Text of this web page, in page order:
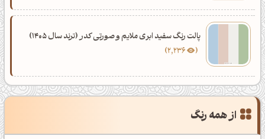
پالت رنگ سفید ابری ملایم و صورتی کدر (ترند سال 1405)
از همه رنگ